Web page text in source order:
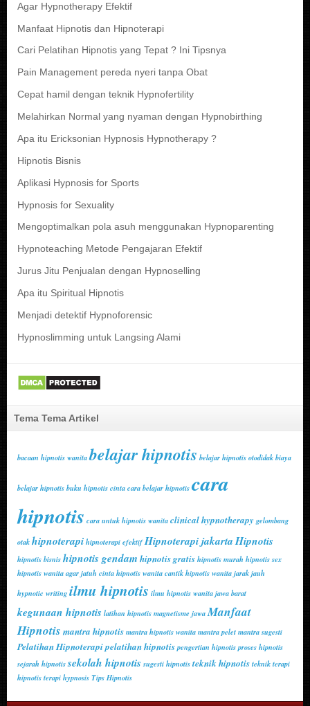
Agar Hypnotherapy Efektif
Manfaat Hipnotis dan Hipnoterapi
Cari Pelatihan Hipnotis yang Tepat ? Ini Tipsnya
Pain Management pereda nyeri tanpa Obat
Cepat hamil dengan teknik Hypnofertility
Melahirkan Normal yang nyaman dengan Hypnobirthing
Apa itu Ericksonian Hypnosis Hypnotherapy ?
Hipnotis Bisnis
Aplikasi Hypnosis for Sports
Hypnosis for Sexuality
Mengoptimalkan pola asuh menggunakan Hypnoparenting
Hypnoteaching Metode Pengajaran Efektif
Jurus Jitu Penjualan dengan Hypnoselling
Apa itu Spiritual Hipnotis
Menjadi detektif Hypnoforensic
Hypnoslimming untuk Langsing Alami
Tema Tema Artikel
bacaan hipnotis wanita belajar hipnotis belajar hipnotis otodidak biaya
belajar hipnotis buku hipnotis cinta cara belajar hipnotis cara
hipnotis cara untuk hipnotis wanita clinical hypnotherapy gelombang
otak hipnoterapi hipnoterapi efektif Hipnoterapi jakartaHipnotis
hipnotis bisnis hipnotis gendam hipnotis gratis hipnotis murah hipnotis sex
hipnotis wanita agar jatuh cinta hipnotis wanita cantik hipnotis wanita jarak jauh
hypnotic writing ilmu hipnotis ilmu hipnotis wanita jawa barat
kegunaan hipnotis latihan hipnotis magnetisme jawa Manfaat
Hipnotis mantra hipnotis mantra hipnotis wanita mantra pelet mantra sugesti
Pelatihan Hipnoterapipelatihan hipnotis pengertian hipnotis proses hipnotis
sejarah hipnotis sekolah hipnotis sugesti hipnotis teknik hipnotis teknik terapi
hipnotis terapi hypnosis Tips Hipnotis